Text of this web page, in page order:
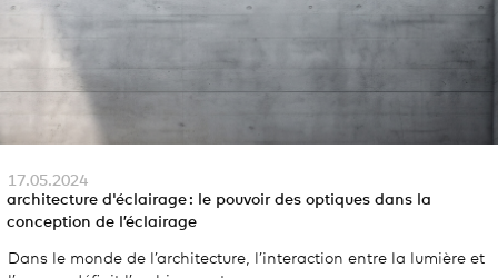
17.05.2024
architecture d'éclairage : le pouvoir des optiques dans la
conception de l’éclairage
Dans le monde de l’architecture, l’interaction entre la lumière et